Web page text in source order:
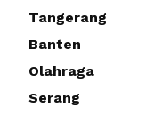
Tangerang
Banten
Olahraga
Serang